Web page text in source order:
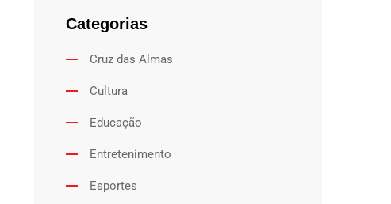
Categorias
Cruz das Almas
Cultura
Educação
Entretenimento
Esportes